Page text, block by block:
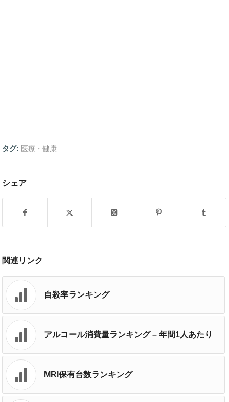
タグ: 医療・健康
シェア
関連リンク
自殺率ランキング
アルコール消費量ランキング – 年間1人あたり
MRI保有台数ランキング